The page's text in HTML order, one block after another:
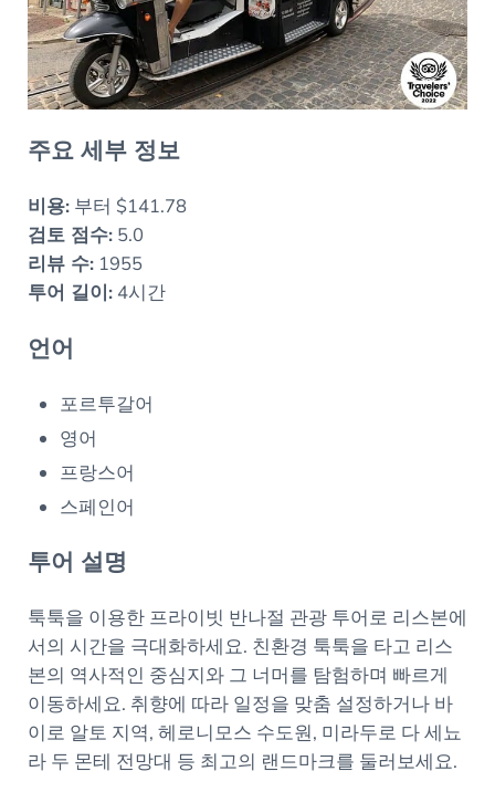
주요 세부 정보
비용:부터 $141.78
검토 점수:5.0
리뷰 수:1955
투어 길이:4시간
언어
포르투갈어
영어
프랑스어
스페인어
투어 설명
툭툭을 이용한 프라이빗 반나절 관광 투어로 리스본에
서의 시간을 극대화하세요. 친환경 툭툭을 타고 리스
본의 역사적인 중심지와 그 너머를 탐험하며 빠르게
이동하세요. 취향에 따라 일정을 맞춤 설정하거나 바
이로 알토 지역, 헤로니모스 수도원, 미라두로 다 세뇨
라 두 몬테 전망대 등 최고의 랜드마크를 둘러보세요.